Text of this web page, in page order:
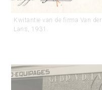
Kwitantie van de firma Van der
Lans, 1931.